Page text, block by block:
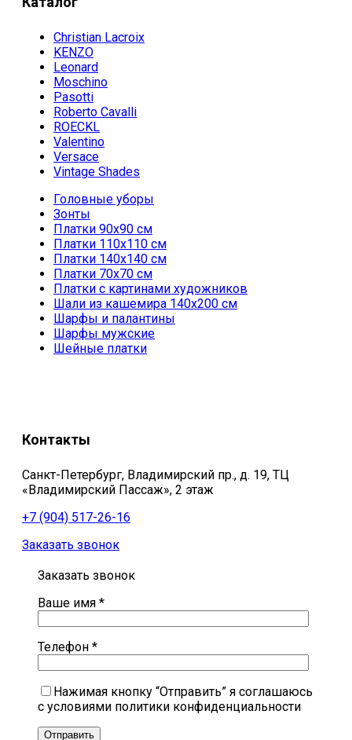
Christian Lacroix
KENZO
Leonard
Moschino
Pasotti
Roberto Cavalli
ROECKL
Valentino
Versace
Vintage Shades
Головные уборы
Зонты
Платки 90х90 см
Платки 110х110 см
Платки 140х140 см
Платки 70х70 см
Платки с картинами художников
Шали из кашемира 140х200 см
Шарфы и палантины
Шарфы мужские
Шейные платки
Контакты
Санкт-Петербург, Владимирский пр., д. 19, ТЦ
«Владимирский Пассаж», 2 этаж
+7 (904) 517-26-16
Заказать звонок
Заказать звонок
Ваше имя *
Телефон *
Нажимая кнопку “Отправить” я соглашаюсь
с условиями политики конфиденциальности